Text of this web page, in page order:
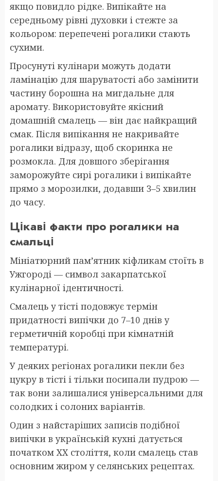
якщо повидло рідке. Випікайте на
середньому рівні духовки і стежте за
кольором: перепечені рогалики стають
сухими.
Просунуті кулінари можуть додати
ламінацію для шаруватості або замінити
частину борошна на мигдальне для
аромату. Використовуйте якісний
домашній смалець — він дає найкращий
смак. Після випікання не накривайте
рогалики відразу, щоб скоринка не
розмокла. Для довшого зберігання
заморожуйте сирі рогалики і випікайте
прямо з морозилки, додавши 3–5 хвилин
до часу.
Цікаві факти про рогалики на
смальці
Мініатюрний пам’ятник кіфликам стоїть в
Ужгороді — символ закарпатської
кулінарної ідентичності.
Смалець у тісті подовжує термін
придатності випічки до 7–10 днів у
герметичній коробці при кімнатній
температурі.
У деяких регіонах рогалики пекли без
цукру в тісті і тільки посипали пудрою —
так вони залишалися універсальними для
солодких і солоних варіантів.
Один з найстаріших записів подібної
випічки в українській кухні датується
початком XX століття, коли смалець став
основним жиром у селянських рецептах.